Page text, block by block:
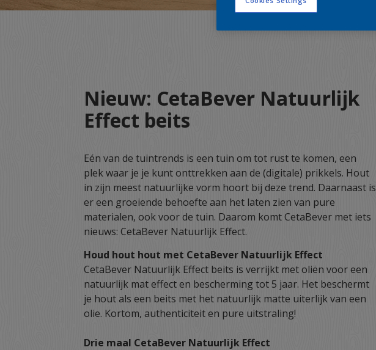
Nieuw: CetaBever Natuurlijk
Effect beits
​Eén van de tuintrends is een tuin om tot rust te komen, een
plek waar je je kunt onttrekken aan de (digitale) prikkels. Hout
in zijn meest natuurlijke vorm hoort bij deze trend. Daarnaast is
er een groeiende behoefte aan het laten zien van pure
materialen, ook voor de tuin. Daarom komt CetaBever met iets
nieuws: CetaBever Natuurlijk Effect.
Houd hout hout met CetaBever Natuurlijk Effect
CetaBever Natuurlijk Effect beits is verrijkt met oliën voor een
natuurlijk mat effect en bescherming tot 5 jaar. Het beschermt
je hout als een beits met het natuurlijk matte uiterlijk van een
olie. Kortom, authenticiteit en pure uitstraling!
Drie maal CetaBever Natuurlijk Effect